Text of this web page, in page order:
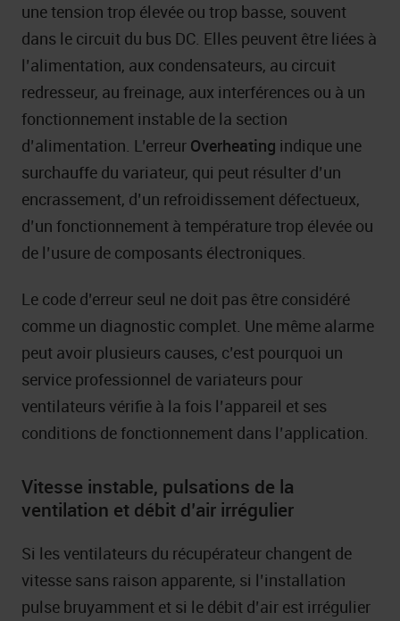
une tension trop élevée ou trop basse, souvent
dans le circuit du bus DC. Elles peuvent être liées à
l’alimentation, aux condensateurs, au circuit
redresseur, au freinage, aux interférences ou à un
fonctionnement instable de la section
d’alimentation. L’erreur Overheating indique une
surchauffe du variateur, qui peut résulter d’un
encrassement, d’un refroidissement défectueux,
d’un fonctionnement à température trop élevée ou
de l’usure de composants électroniques.
Le code d’erreur seul ne doit pas être considéré
comme un diagnostic complet. Une même alarme
peut avoir plusieurs causes, c’est pourquoi un
service professionnel de variateurs pour
ventilateurs vérifie à la fois l’appareil et ses
conditions de fonctionnement dans l’application.
Vitesse instable, pulsations de la
ventilation et débit d’air irrégulier
Si les ventilateurs du récupérateur changent de
vitesse sans raison apparente, si l’installation
pulse bruyamment et si le débit d’air est irrégulier